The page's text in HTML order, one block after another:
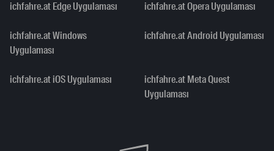
ichfahre.at Edge Uygulaması ichfahre.at Opera Uygulaması
ichfahre.at Windows
Uygulaması
ichfahre.at Android Uygulaması
ichfahre.at iOS Uygulaması
ichfahre.at Meta Quest
Uygulaması